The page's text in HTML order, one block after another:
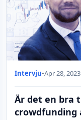
Intervju•Apr 28, 2023
Är det en bra
crowdfunding